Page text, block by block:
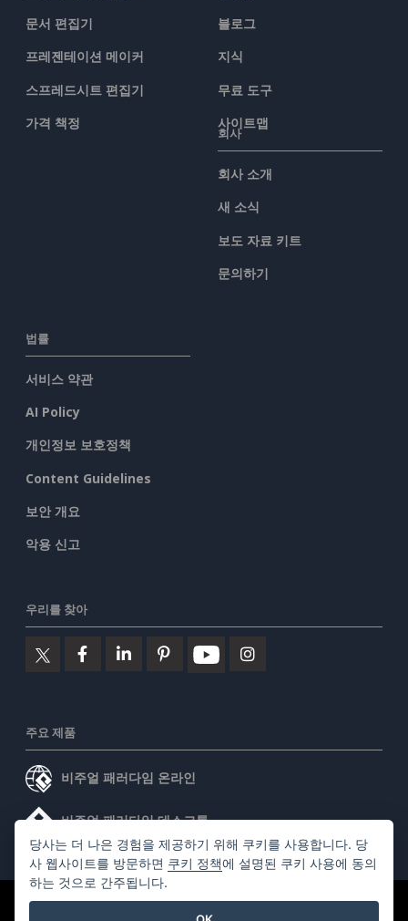
문서 편집기
프레젠테이션 메이커
스프레드시트 편집기
가격 책정
블로그
지식
무료 도구
사이트맵
회사
회사 소개
새 소식
보도 자료 키트
문의하기
법률
서비스 약관
AI Policy
개인정보 보호정책
Content Guidelines
보안 개요
악용 신고
우리를 찾아
주요 제품
비주얼 패러다임 온라인
비주얼 패러다임 데스크톱
©2026 by Visual Paradigm. 모든 권리 보유.
당사는 더 나은 경험을 제공하기 위해 쿠키를 사용합니다. 당
사 웹사이트를 방문하면 쿠키 정책에 설명된 쿠키 사용에 동의
하는 것으로 간주됩니다.